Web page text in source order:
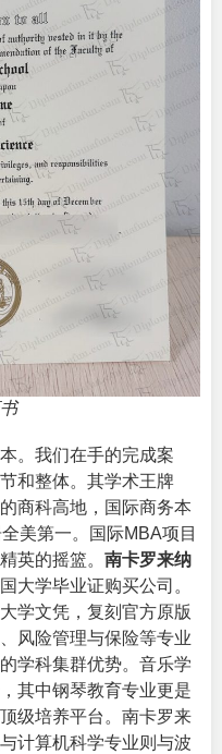
。我们在手的完成案
和整体。其学术王牌
商科高地，国际商务本
美第一。国际MBA项目
英的摇篮。 南卡罗来纳
大学毕业证购买公司 。
学文凭，复刻官方原版
风险管理与保险等专业
学科集群优势。音乐学
其中钢琴教育专业更是
级培养平台。南卡罗来
计算机科学专业则与波